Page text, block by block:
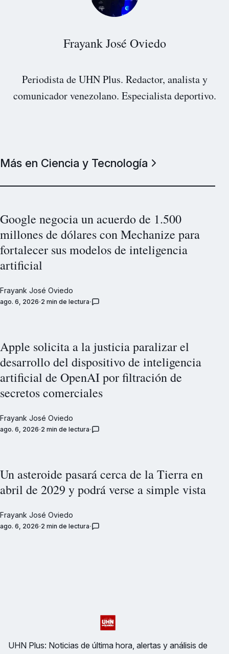
Frayank José Oviedo
Periodista de UHN Plus. Redactor, analista y
comunicador venezolano. Especialista deportivo.
Más en Ciencia y Tecnología
Google negocia un acuerdo de 1.500
millones de dólares con Mechanize para
fortalecer sus modelos de inteligencia
artificial
Frayank José Oviedo
ago. 6, 2026 2 min de lectura
Apple solicita a la justicia paralizar el
desarrollo del dispositivo de inteligencia
artificial de OpenAI por filtración de
secretos comerciales
Frayank José Oviedo
ago. 6, 2026 2 min de lectura
Un asteroide pasará cerca de la Tierra en
abril de 2029 y podrá verse a simple vista
Frayank José Oviedo
ago. 6, 2026 2 min de lectura
UHN Plus: Noticias de última hora, alertas y análisis de